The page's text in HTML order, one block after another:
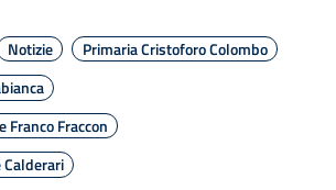
Notizie
Primaria Cristoforo Colombo
Franco Fraccon